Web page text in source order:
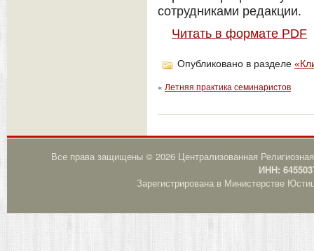
сотрудниками редакции.
Читать в формате PDF
Опубликовано в разделе
« Летняя практика семинаристов
Все права защищены © 2026 Централизованная
ИНН:
Зарегистрирована в Министерстве